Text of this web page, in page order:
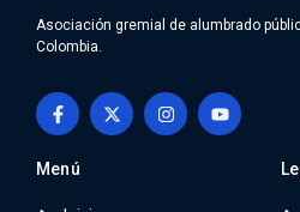
Asociación gremial de alumbrado
Colombia.
Menú